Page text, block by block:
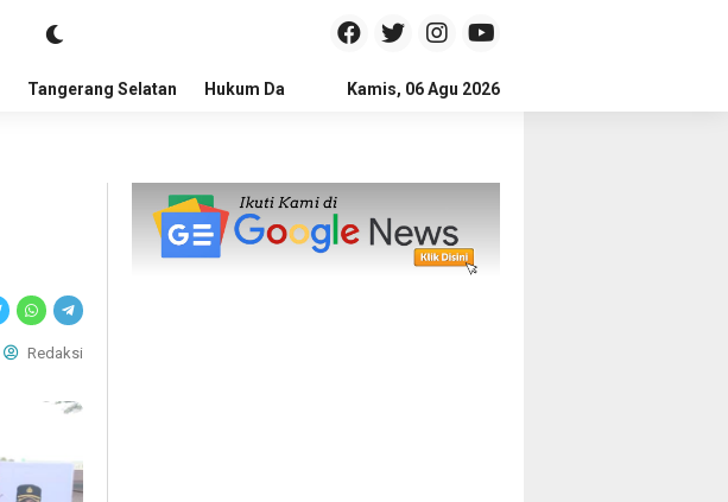
Tangerang Selatan Hukum Dan Kriminal Politik Pendidikan
Kamis, 06 Agu 2026
Redaksi